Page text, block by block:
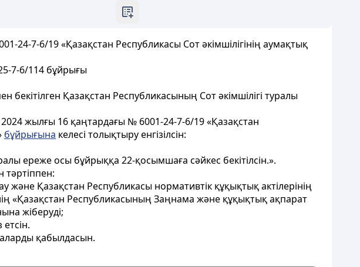
24-7-6/19 «Қазақстан Республикасы Сот әкімшілігінің аумақтық
7-6/114 бұйрығы
Қазақстан Республикасының Сот әкімшілігі туралы
2024 жылғы 16 қаңтардағы № 6001-24-7-6/19 «Қазақстан
бұйрығына келесі толықтыру енгізілсін:
ереже осы бұйрыққа 22-қосымшаға сәйкес бекітілсін.».
тәртіппен:
Қазақстан Республикасы нормативтік құқықтық актілерінің
«Қазақстан Республикасының Заңнама және құқықтық ақпарат
жіберуді;
қабылдасын.